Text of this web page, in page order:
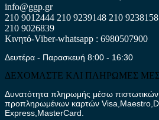
info@ggp.gr
210 9012444 210 9239148 210 9238158
210 9026839
Κινητό-Viber-whatsapp : 6980507900
Δευτέρα - Παρασκευή 8:00 - 16:30
ΔΕΧΟΜΑΣΤΕ ΚΑΙ ΠΛΗΡΩΜΕΣ
Δυνατότητα πληρωμής μέσω
προπληρωμένων καρτών
Express,MasterCard.